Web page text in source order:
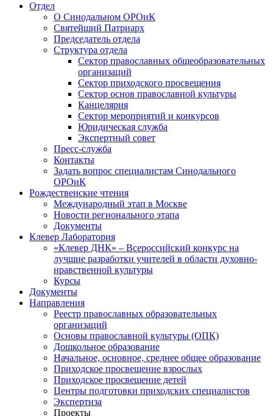
Отдел
О Синодальном ОРОиК
Святейший Патриарх
Председатель отдела
Структура отдела
Сектор православных общеобразовательных
организаций
Сектор приходского просвещения
Сектор основ православной культуры
Канцелярия
Сектор мероприятий и конкурсов
Юридическая служба
Экспертный совет
Пресс-служба
Контакты
Задать вопрос специалистам Синодального
ОРОиК
Рождественские чтения
Международный этап в Москве
Новости регионального этапа
Документы
Клевер Лаборатория
«Клевер ДНК» – Всероссийский конкурс на
лучшие разработки учителей в области духовно-
нравственной культуры
Курсы
Документы
Направления
Реестр православных образовательных
организаций
Основы православной культуры (ОПК)
Дошкольное образование
Начальное, основное, среднее общее образование
Приходское просвещение взрослых
Приходское просвещение детей
Центры подготовки приходских специалистов
Экспертиза
Проекты